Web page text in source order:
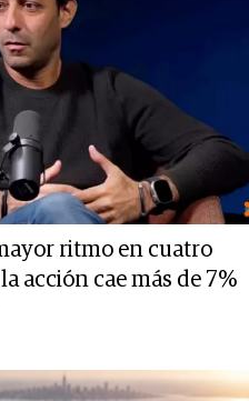
ritmo en cuatro
acción cae más de 7%